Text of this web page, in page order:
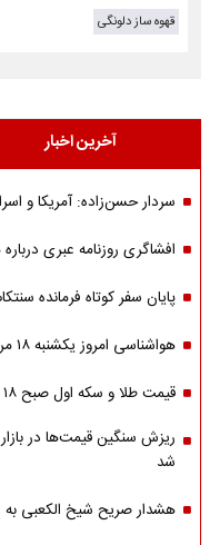
قهوه ساز دلونگی
آخرین اخبار
سردار حسن‌زاده: آمریکا و
افشاگری روزنامه عبری
پایان سفر کوتاه فرمانده
هواشناسی امروز یکشنبه ۱۸ مرداد
قیمت طلا و سکه اول صبح ۱۸ مردادماه ۱۴۰۵
شد
هشدار صریح شیخ الکعبی به